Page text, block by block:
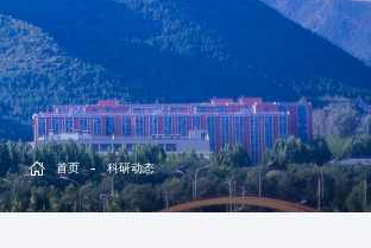
首页 - 科研动态